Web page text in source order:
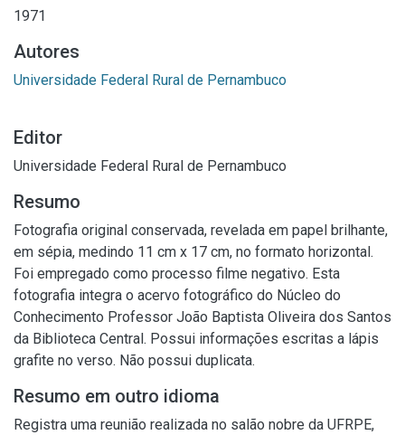
1971
Autores
Universidade Federal Rural de Pernambuco
Editor
Universidade Federal Rural de Pernambuco
Resumo
Fotografia original conservada, revelada em papel brilhante,
em sépia, medindo 11 cm x 17 cm, no formato horizontal.
Foi empregado como processo filme negativo. Esta
fotografia integra o acervo fotográfico do Núcleo do
Conhecimento Professor João Baptista Oliveira dos Santos
da Biblioteca Central. Possui informações escritas a lápis
grafite no verso. Não possui duplicata.
Resumo em outro idioma
Registra uma reunião realizada no salão nobre da UFRPE,